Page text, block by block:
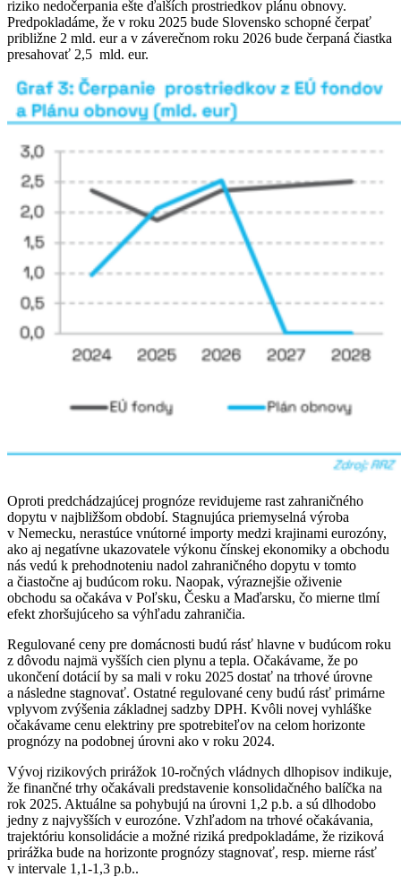
riziko nedočerpania ešte ďalších prostriedkov plánu obnovy.
Predpokladáme, že v roku 2025 bude Slovensko schopné čerpať
približne 2 mld. eur a v záverečnom roku 2026 bude čerpaná čiastka
presahovať 2,5 mld. eur.
Oproti predchádzajúcej prognóze revidujeme rast zahraničného
dopytu v najbližšom období. Stagnujúca priemyselná výroba
v Nemecku, nerastúce vnútorné importy medzi krajinami eurozóny,
ako aj negatívne ukazovatele výkonu čínskej ekonomiky a obchodu
nás vedú k prehodnoteniu nadol zahraničného dopytu v tomto
a čiastočne aj budúcom roku. Naopak, výraznejšie oživenie
obchodu sa očakáva v Poľsku, Česku a Maďarsku, čo mierne tlmí
efekt zhoršujúceho sa výhľadu zahraničia.
Regulované ceny pre domácnosti budú rásť hlavne v budúcom roku
z dôvodu najmä vyšších cien plynu a tepla. Očakávame, že po
ukončení dotácií by sa mali v roku 2025 dostať na trhové úrovne
a následne stagnovať. Ostatné regulované ceny budú rásť primárne
vplyvom zvýšenia základnej sadzby DPH. Kvôli novej vyhláške
očakávame cenu elektriny pre spotrebiteľov na celom horizonte
prognózy na podobnej úrovni ako v roku 2024.
Vývoj rizikových prirážok 10-ročných vládnych dlhopisov indikuje,
že finančné trhy očakávali predstavenie konsolidačného balíčka na
rok 2025. Aktuálne sa pohybujú na úrovni 1,2 p.b. a sú dlhodobo
jedny z najvyšších v eurozóne. Vzhľadom na trhové očakávania,
trajektóriu konsolidácie a možné riziká predpokladáme, že riziková
prirážka bude na horizonte prognózy stagnovať, resp. mierne rásť
v intervale 1,1-1,3 p.b..